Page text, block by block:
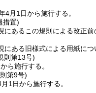
4月1日から施行する。
措置)
にあるこの規則による改正前
にある旧様式による用紙に
則第13号)
ら施行する。
第9号)
1日から施行する。